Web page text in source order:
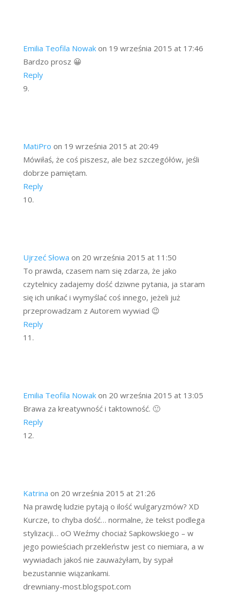
Emilia Teofila Nowak on 19 września 2015 at 17:46
Bardzo prosz 😀
Reply
MatiPro on 19 września 2015 at 20:49
Mówiłaś, że coś piszesz, ale bez szczegółów, jeśli
dobrze pamiętam.
Reply
Ujrzeć Słowa on 20 września 2015 at 11:50
To prawda, czasem nam się zdarza, że jako
czytelnicy zadajemy dość dziwne pytania, ja staram
się ich unikać i wymyślać coś innego, jeżeli już
przeprowadzam z Autorem wywiad 😉
Reply
Emilia Teofila Nowak on 20 września 2015 at 13:05
Brawa za kreatywność i taktowność. 🙂
Reply
Katrina on 20 września 2015 at 21:26
Na prawdę ludzie pytają o ilość wulgaryzmów? XD
Kurcze, to chyba dość… normalne, że tekst podlega
stylizacji… oO Weźmy chociaż Sapkowskiego – w
jego powieściach przekleństw jest co niemiara, a w
wywiadach jakoś nie zauważyłam, by sypał
bezustannie wiązankami.
drewniany-most.blogspot.com